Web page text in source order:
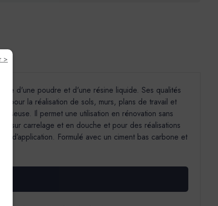
d'une poudre et d'une résine liquide. Ses qualités
pour la réalisation de sols, murs, plans de travail et
Il permet une utilisation en rénovation sans
sur carrelage et en douche et pour des réalisations
d’application. Formulé avec un ciment bas carbone et
>